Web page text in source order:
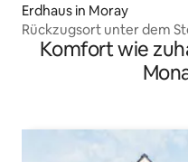
Erdhaus in Moray
Rückzugsort unter dem
Komfort wie